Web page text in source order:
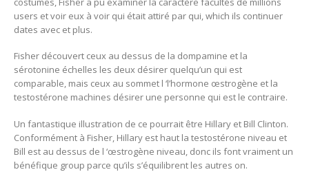
users et voir eux à voir qui était attiré par qui, which ils continuer
dates avec et plus.
Fisher découvert ceux au dessus de la dompamine et la
sérotonine échelles les deux désirer quelqu’un qui est
comparable, mais ceux au sommet l ‘l’hormone œstrogène et la
testostérone machines désirer une personne qui est le contraire.
Un fantastique illustration de ce pourrait être Hillary et Bill Clinton.
Conformément à Fisher, Hillary est haut la testostérone niveau et
Bill est au dessus de l ‘œstrogène niveau, donc ils font vraiment un
bénéfique group parce qu’ils s’équilibrent les autres on.